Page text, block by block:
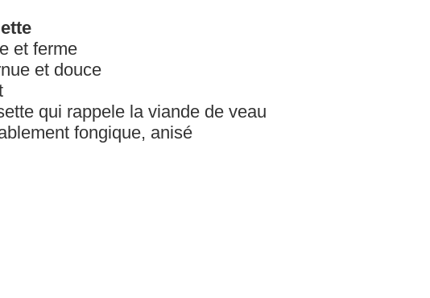
et ferme
et douce
qui rappele la viande de veau
fongique, anisé